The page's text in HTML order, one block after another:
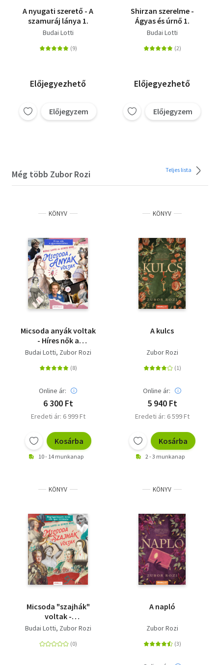
A nyugati szerető - A
szamuráj lánya 1.
Budai Lotti
Előjegyezhető
Előjegyzem
Shirzan szerelme -
Ágyas és úrnő 1.
Budai Lotti
Előjegyezhető
Előjegyzem
Még több Zubor Rozi Teljes lista
KÖNYV
Micsoda anyák voltak
- Híres nők a
gyerekszobában
Budai Lotti Zubor Rozi
Online ár:
6 300 Ft
Eredeti ár: 6 999 Ft
Kosárba
10 - 14 munkanap
KÖNYV
A kulcs
Zubor Rozi
Online ár:
5 940 Ft
Eredeti ár: 6 599 Ft
Kosárba
2 - 3 munkanap
KÖNYV
Micsoda "szajhák"
voltak -
Megrágalmazott híres
Budai Lotti Zubor Rozi
KÖNYV
A napló
Zubor Rozi